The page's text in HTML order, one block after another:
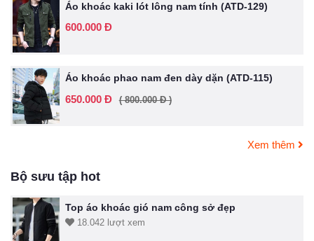
Áo khoác kaki lót lông nam tính (ATD-129)
600.000 Đ
Áo khoác phao nam đen dày dặn (ATD-115)
650.000 Đ ( 800.000 Đ )
Xem thêm
Bộ sưu tập hot
Top áo khoác gió nam công sở đẹp
18.042 lượt xem